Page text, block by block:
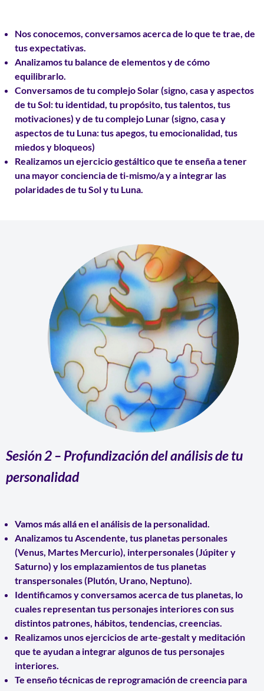
Nos conocemos, conversamos acerca de lo que te trae, de
tus expectativas.
Analizamos tu balance de elementosy de cómo
equilibrarlo.
Conversamos de tu complejo Solar(signo, casa y aspectos
de tu Sol: tu identidad, tu propósito, tus talentos, tus
motivaciones) y de tu complejo Lunar(signo, casa y
aspectos de tu Luna: tus apegos, tu emocionalidad, tus
miedos y bloqueos)
Realizamos un ejercicio gestáltico que te enseña a tener
una mayor conciencia de ti-mismo/a y a integrar las
polaridadesde tu Sol y tu Luna.
Sesión 2– Profundización del análisis de tu
personalidad
Vamos más allá en el análisis de la personalidad.
Analizamos tu Ascendente, tus planetas personales
(Venus, Martes Mercurio), interpersonales(Júpiter y
Saturno) y los emplazamientos de tus planetas
transpersonales(Plutón, Urano, Neptuno).
Identificamos y conversamos acerca de tus planetas, lo
cuales representan tus personajes interiorescon sus
distintos patrones, hábitos, tendencias, creencias.
Realizamos unos ejercicios de arte-gestalt y meditación
que te ayudan a integrar algunos de tus personajes
interiores.
Te enseño técnicas de reprogramación de creencia para